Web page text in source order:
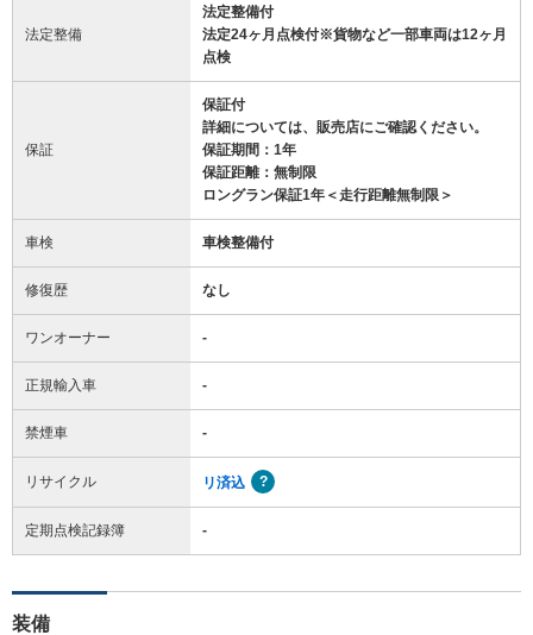
法定整備
法定整備付
法定24ヶ月点検付※貨物など一部車両は12ヶ月
点検
保証
保証付
詳細については、販売店にご確認ください。
保証期間：1年
保証距離：無制限
ロングラン保証1年＜走行距離無制限＞
車検 車検整備付
修復歴 なし
ワンオーナー -
正規輸入車 -
禁煙車 -
リサイクル リ済込
定期点検記録簿 -
装備